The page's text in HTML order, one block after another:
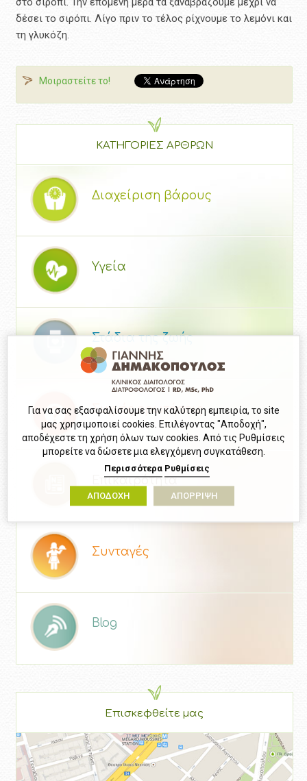
δέσει το σιρόπι. Λίγο πριν το τέλος ρίχνουμε το λεμόνι και
τη γλυκόζη.
Μοιραστείτε το!
ΚΑΤΗΓΟΡΙΕΣ ΑΡΘΡΩΝ
Διαχείριση βάρους
Υγεία
Στάδια της ζωής
Συχνές ερωτήσεις
Επικαιρότητα
Συνταγές
Blog
Επισκεφθείτε μας
Για να σας εξασφαλίσουμε την καλύτερη εμπειρία, το site
μας χρησιμοποιεί cookies. Επιλέγοντας "Αποδοχή",
αποδέχεστε τη χρήση όλων των cookies. Από τις Ρυθμίσεις
μπορείτε να δώσετε μια ελεγχόμενη συγκατάθεση.
Περισσότερα Ρυθμίσεις
ΑΠΟΔΟΧΗ ΑΠΟΡΡΙΨΗ